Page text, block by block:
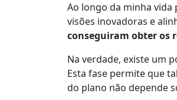
Ao longo da minha
visões inovadoras e
conseguiram obter os
Na verdade, existe um
Esta fase permite que
do plano não depende